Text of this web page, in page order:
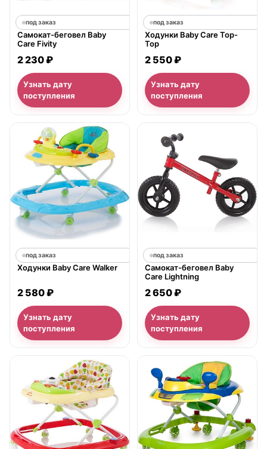
под заказ
Самокат-беговел Baby
Care Fivity
2 230 ₽
Узнать дату
поступления
под заказ
Ходунки Baby Care Top-
Top
2 550 ₽
Узнать дату
поступления
под заказ
Ходунки Baby Care Walker
2 580 ₽
Узнать дату
поступления
под заказ
Самокат-беговел Baby
Care Lightning
2 650 ₽
Узнать дату
поступления